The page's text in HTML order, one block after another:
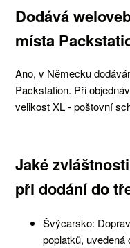
Dodává
místa
Ano, v Německu
Packstation. Při
velikost XL - poštovní
Jaké
při dodání do
Švýcarsko:
poplatků, uvedená